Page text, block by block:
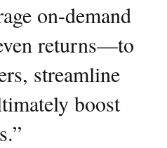
on-demand
returns—to
streamline
boost
”